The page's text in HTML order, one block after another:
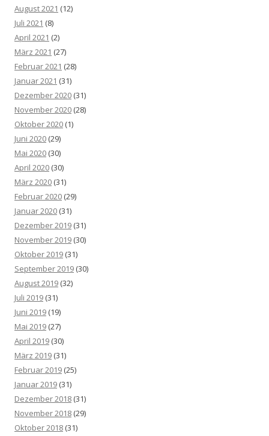
August 2021 (12)
Juli 2021 (8)
April 2021 (2)
März 2021 (27)
Februar 2021 (28)
Januar 2021 (31)
Dezember 2020 (31)
November 2020 (28)
Oktober 2020 (1)
Juni 2020 (29)
Mai 2020 (30)
April 2020 (30)
März 2020 (31)
Februar 2020 (29)
Januar 2020 (31)
Dezember 2019 (31)
November 2019 (30)
Oktober 2019 (31)
September 2019 (30)
August 2019 (32)
Juli 2019 (31)
Juni 2019 (19)
Mai 2019 (27)
April 2019 (30)
März 2019 (31)
Februar 2019 (25)
Januar 2019 (31)
Dezember 2018 (31)
November 2018 (29)
Oktober 2018 (31)